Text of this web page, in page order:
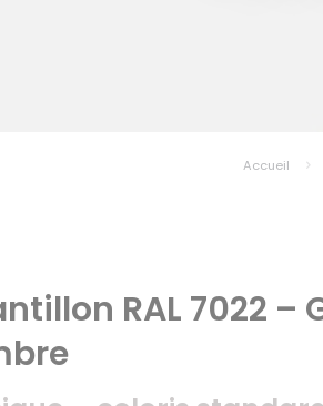
Accueil
RAL 7022 –